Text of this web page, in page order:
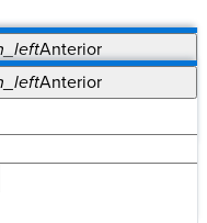
Anterior
Patient
Imaging & Resection
Anterior